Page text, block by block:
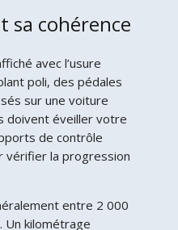
sa cohérence
avec l’usure
poli, des pédales
sur une voiture
doivent éveiller votre
de contrôle
vérifier la progression
entre 2 000
Un kilométrage